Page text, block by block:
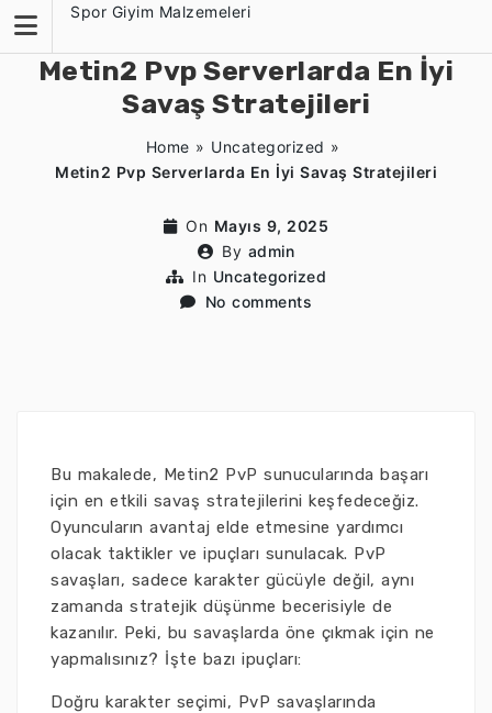
content
Spor Giyim Malzemeleri
Metin2 Pvp Serverlarda En İyi
Savaş Stratejileri
Home » Uncategorized »
Metin2 Pvp Serverlarda En İyi Savaş Stratejileri
On Mayıs 9, 2025
By admin
In Uncategorized
No comments
Bu makalede, Metin2 PvP sunucularında başarı
için en etkili savaş stratejilerini keşfedeceğiz.
Oyuncuların avantaj elde etmesine yardımcı
olacak taktikler ve ipuçları sunulacak. PvP
savaşları, sadece karakter gücüyle değil, aynı
zamanda stratejik düşünme becerisiyle de
kazanılır. Peki, bu savaşlarda öne çıkmak için ne
yapmalısınız? İşte bazı ipuçları:
Doğru karakter seçimi, PvP savaşlarında